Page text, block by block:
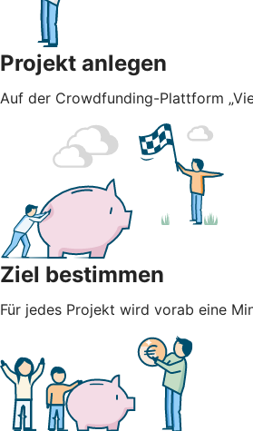
Projekt anlegen
Auf der Crowdfunding-Plattform
Ziel bestimmen
Für jedes Projekt wird vorab eine